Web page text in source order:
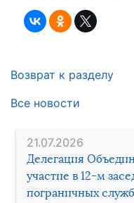
21.07.2026
Делегация
участие в 12-м
пограничных
Возврат к разделу
Все новости